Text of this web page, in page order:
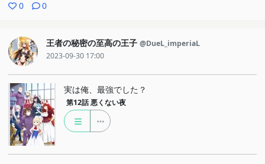
0 0
王者の秘密の至高の王子 @DueL_imperiaL
2023-09-30 17:00
実は俺、最強でした？
第12話 悪くない夜